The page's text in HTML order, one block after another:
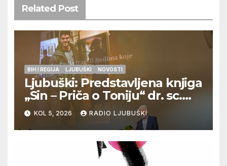
Related Post
BIH I REGIJA LJUBUŠKI NOVOSTI
Ljubuški: Predstavljena knjiga
„Sin – Priča o Toniju“ dr. sc.
Zdenka Hercega
KOL 5, 2026 RADIO LJUBUŠKI